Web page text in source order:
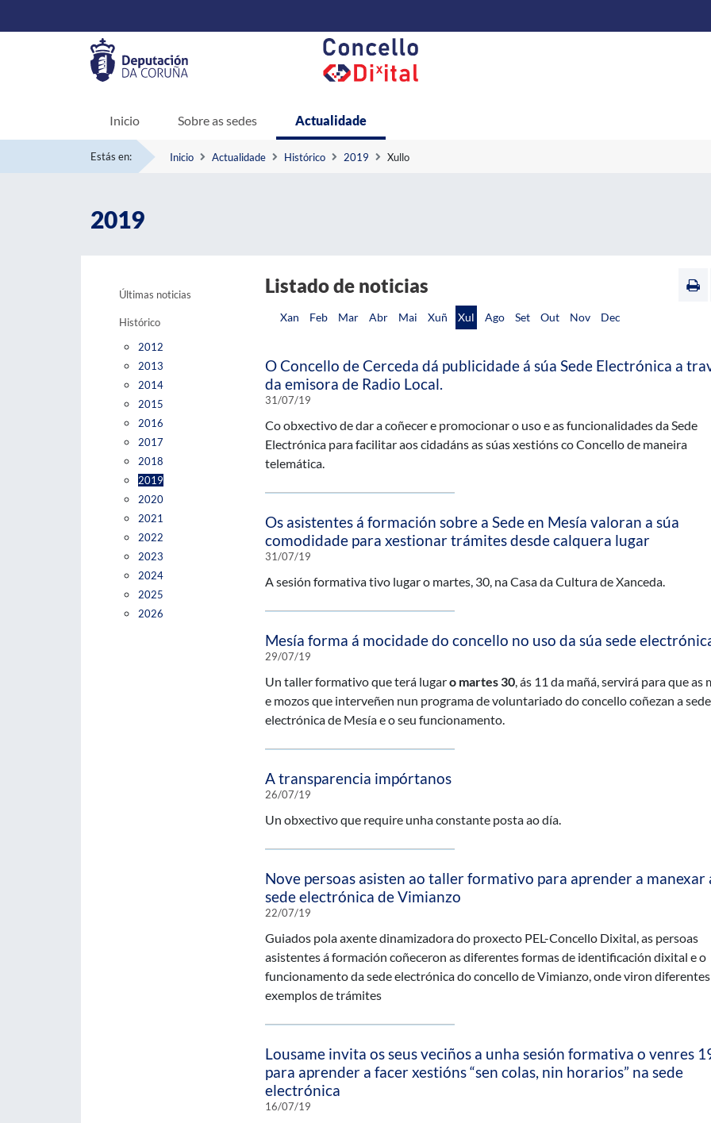
Inicio Sobre as sedes Actualidade
Estás en: Inicio Actualidade Histórico 2019 Xullo
2019
Últimas noticias
Histórico
2012
2013
2014
2015
2016
2017
2018
2019
2020
2021
2022
2023
2024
2025
2026
Listado de noticias
Xan Feb Mar Abr Mai Xuñ Xul Ago Set Out Nov Dec
O Concello de Cerceda dá publicidade á súa Sede Electrónica a
da emisora de Radio Local.
31/07/19
Co obxectivo de dar a coñecer e promocionar o uso e as funcionalidades da Sede
Electrónica para facilitar aos cidadáns as súas xestións co Concello de maneira
telemática.
Os asistentes á formación sobre a Sede en Mesía valoran a súa
comodidade para xestionar trámites desde calquera lugar
31/07/19
A sesión formativa tivo lugar o martes, 30, na Casa da Cultura de Xanceda.
Mesía forma á mocidade do concello no uso da súa sede
29/07/19
Un taller formativo que terá lugaro martes 30, ás 11 da mañá, servirá para que as
e mozos que interveñen nun programa de voluntariado do concello coñezan a sede
electrónica de Mesía e o seu funcionamento.
A transparencia impórtanos
26/07/19
Un obxectivo que require unha constante posta ao día.
Nove persoas asisten ao taller formativo para aprender a manexar
sede electrónica de Vimianzo
22/07/19
Guiados pola axente dinamizadora do proxecto PEL-Concello Dixital, as persoas
asistentes á formación coñeceron as diferentes formas de identificación dixital e o
funcionamento da sede electrónica do concello de Vimianzo, onde viron diferentes
exemplos de trámites
Lousame invita os seus veciños a unha sesión formativa o venres
para aprender a facer xestións “sen colas, nin horarios” na sede
electrónica
16/07/19